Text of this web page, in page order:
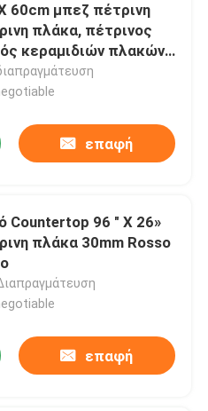
60cm μπεζ πέτρινη
πλάκα, πέτρινος
κεραμιδιών πλακών
του Πακιστάν
άσπρος
επαφή
Countertop 96 " Χ 26»
πλάκα 30mm Rosso
επαφή